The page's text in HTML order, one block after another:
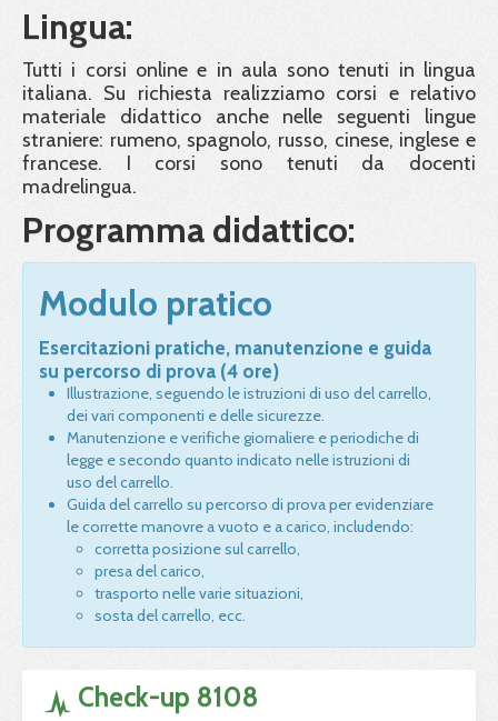
Lingua:
Tutti i corsi online e in aula sono tenuti in lingua
italiana. Su richiesta realizziamo corsi e relativo
materiale didattico anche nelle seguenti lingue
straniere: rumeno, spagnolo, russo, cinese, inglese e
francese. I corsi sono tenuti da docenti
madrelingua.
Programma didattico:
Modulo pratico
Esercitazioni pratiche, manutenzione e guida
su percorso di prova (4 ore)
Illustrazione, seguendo le istruzioni di uso del carrello,
dei vari componenti e delle sicurezze.
Manutenzione e verifiche giornaliere e periodiche di
legge e secondo quanto indicato nelle istruzioni di
uso del carrello.
Guida del carrello su percorso di prova per evidenziare
le corrette manovre a vuoto e a carico, includendo:
corretta posizione sul carrello,
presa del carico,
trasporto nelle varie situazioni,
sosta del carrello, ecc.
Check-up 8108